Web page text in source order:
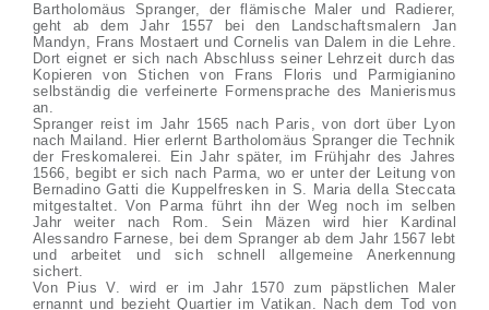
Bartholomäus Spranger, der flämische Maler und Radierer,
geht ab dem Jahr 1557 bei den Landschaftsmalern Jan
Mandyn, Frans Mostaert und Cornelis van Dalem in die Lehre.
Dort eignet er sich nach Abschluss seiner Lehrzeit durch das
Kopieren von Stichen von Frans Floris und Parmigianino
selbständig die verfeinerte Formensprache des Manierismus
an.
Spranger reist im Jahr 1565 nach Paris, von dort über Lyon
nach Mailand. Hier erlernt Bartholomäus Spranger die Technik
der Freskomalerei. Ein Jahr später, im Frühjahr des Jahres
1566, begibt er sich nach Parma, wo er unter der Leitung von
Bernadino Gatti die Kuppelfresken in S. Maria della Steccata
mitgestaltet. Von Parma führt ihn der Weg noch im selben
Jahr weiter nach Rom. Sein Mäzen wird hier Kardinal
Alessandro Farnese, bei dem Spranger ab dem Jahr 1567 lebt
und arbeitet und sich schnell allgemeine Anerkennung
sichert.
Von Pius V. wird er im Jahr 1570 zum päpstlichen Maler
ernannt und bezieht Quartier im Vatikan. Nach dem Tod von